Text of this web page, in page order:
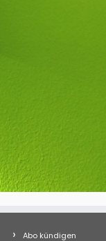
Abo kündigen